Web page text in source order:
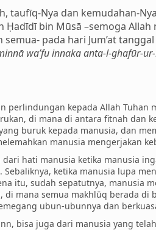
taufīq-Nya dan kemudahan-
Ḥadīdī bin Mūsā –semoga
pada hari Jum’at
wa’fu innaka anta-l-ghafūr-
kepada Allah Tuhan
di mana di antara fitnah dan
buruk kepada manusia, dan
manusia mengerjakan
hati manusia ketika manusia
ketika manusia lupa
itu, sudah sepatutnya, manusia
mana semua makhlūq berada di
ubun-ubunnya dan
bisa juga dari manusia yang